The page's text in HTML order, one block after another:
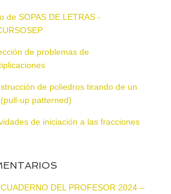
de SOPAS DE LETRAS -
de problemas de
de poliedros tirando de un
up patterned)
de iniciación a las fracciones
DEL PROFESOR 2024 –